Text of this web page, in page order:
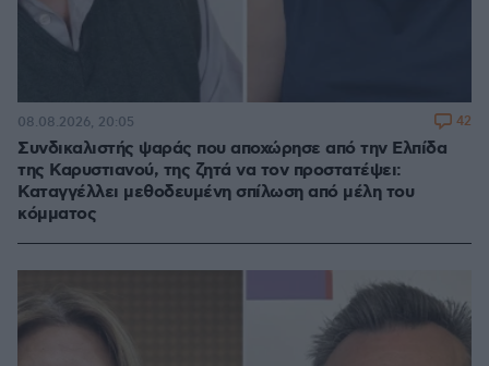
Συνδικαλιστής ψαράς που αποχώρησε από την Ελπίδα
της Καρυστιανού, της ζητά να τον προστατέψει:
Καταγγέλλει μεθοδευμένη σπίλωση από μέλη του
κόμματος
08.08.2026, 20:05 42